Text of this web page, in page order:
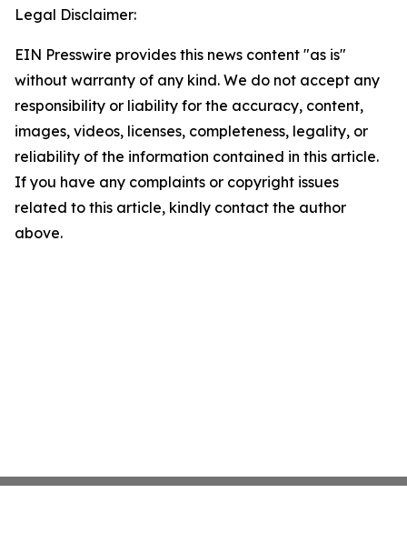
Legal Disclaimer:
EIN Presswire provides this news content "as is"
without warranty of any kind. We do not accept any
responsibility or liability for the accuracy, content,
images, videos, licenses, completeness, legality, or
reliability of the information contained in this article.
If you have any complaints or copyright issues
related to this article, kindly contact the author
above.